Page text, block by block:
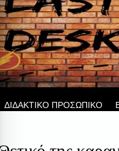
ΔΙΔΑΚΤΙΚΟ ΠΡΟΣΩΠΙΚΟ